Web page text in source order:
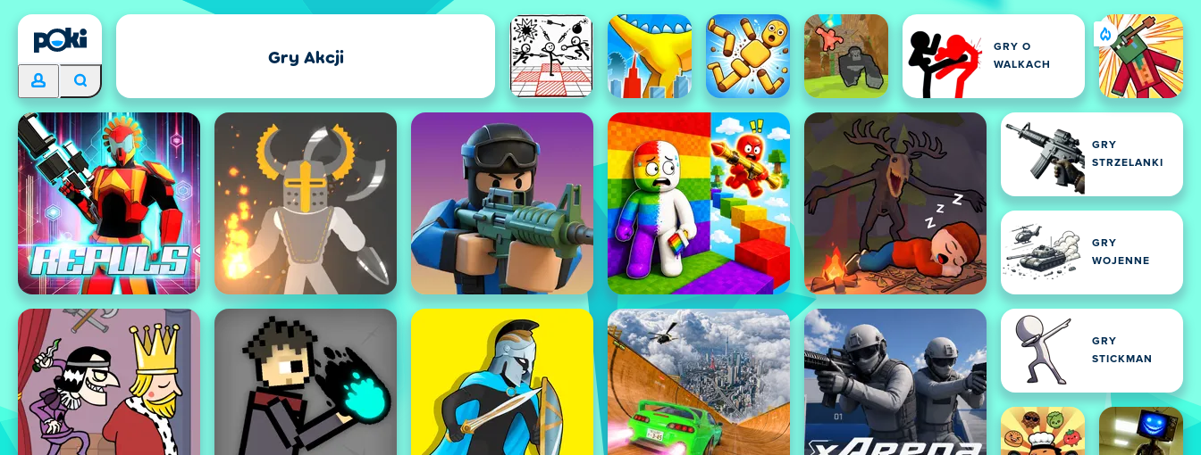
Gry Akcji
GRY O
WALKACH
GRY
STRZELANKI
GRY
WOJENNE
GRY
STICKMAN